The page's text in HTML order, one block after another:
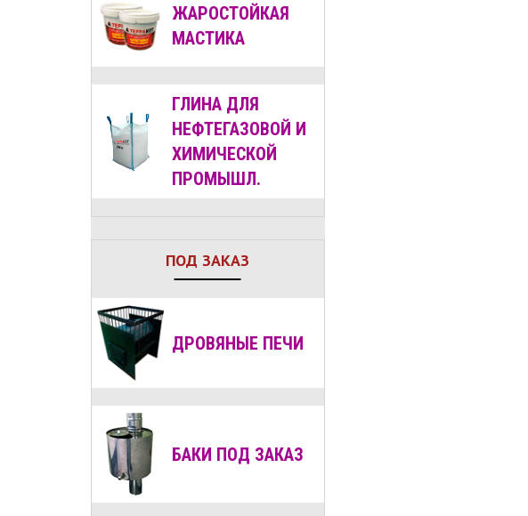
ЖАРОСТОЙКАЯ
МАСТИКА
ГЛИНА ДЛЯ
НЕФТЕГАЗОВОЙ И
ХИМИЧЕСКОЙ
ПРОМЫШЛ.
ПОД ЗАКАЗ
ДРОВЯНЫЕ ПЕЧИ
БАКИ ПОД ЗАКАЗ